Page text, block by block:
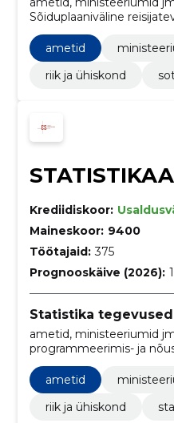
Sõiduplaaniväline
manused, Imikurõivad,
paigaldustööd,
teenused,
ametid
riik ja ühiskond
Krediidiskoor:
Maineskoor: 9400
Töötajaid: 375
Prognooskäive (2026):
Statistika tegevused
ametid, ministeeriumid
programmeerimis- ja
Serverid, Uurimis- ja
nõustamisteenused,
ametid
riik ja ühiskond